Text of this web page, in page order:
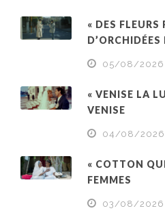
« DES
05/08/2026
« VENISE LA
VENISE
04/08/2026
« COTTON
FEMMES
03/08/2026